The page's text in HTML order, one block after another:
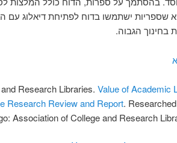
שספריות ישתמשו בדוח לפתיחת דיאלוג עם
בחינוך הגבוה.
Research Libraries.Value of Academic
Research Review and Report.
Association of College and Research